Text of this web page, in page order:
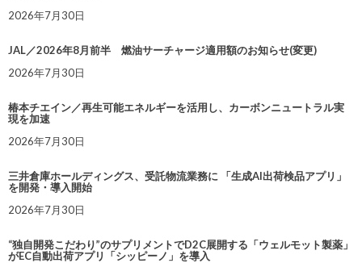
2026年7月30日
JAL／2026年8月前半 燃油サーチャージ適用額のお知らせ(変更)
2026年7月30日
椿本チエイン／再生可能エネルギーを活用し、カーボンニュートラル実
現を加速
2026年7月30日
三井倉庫ホールディングス、受託物流業務に 「生成AI出荷検品アプリ」
を開発・導入開始
2026年7月30日
“独自開発こだわり”のサプリメントでD2C展開する「ウェルモット製薬」
がEC自動出荷アプリ「シッピーノ」を導入